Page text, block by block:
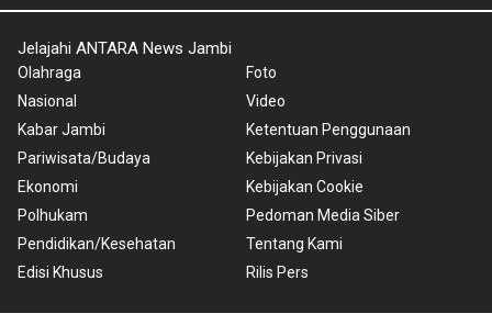
Jelajahi ANTARA News Jambi
Olahraga
Nasional
Kabar Jambi
Pariwisata/Budaya
Ekonomi
Polhukam
Pendidikan/Kesehatan
Edisi Khusus
Foto
Video
Ketentuan Penggunaan
Kebijakan Privasi
Kebijakan Cookie
Pedoman Media Siber
Tentang Kami
Rilis Pers